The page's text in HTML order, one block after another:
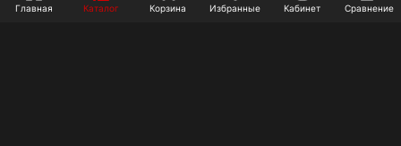
Главная Каталог Корзина Избранные Кабинет Сравнение